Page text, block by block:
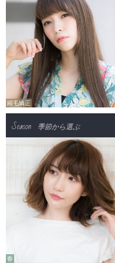
縮毛矯正
Season 季節から選ぶ
春